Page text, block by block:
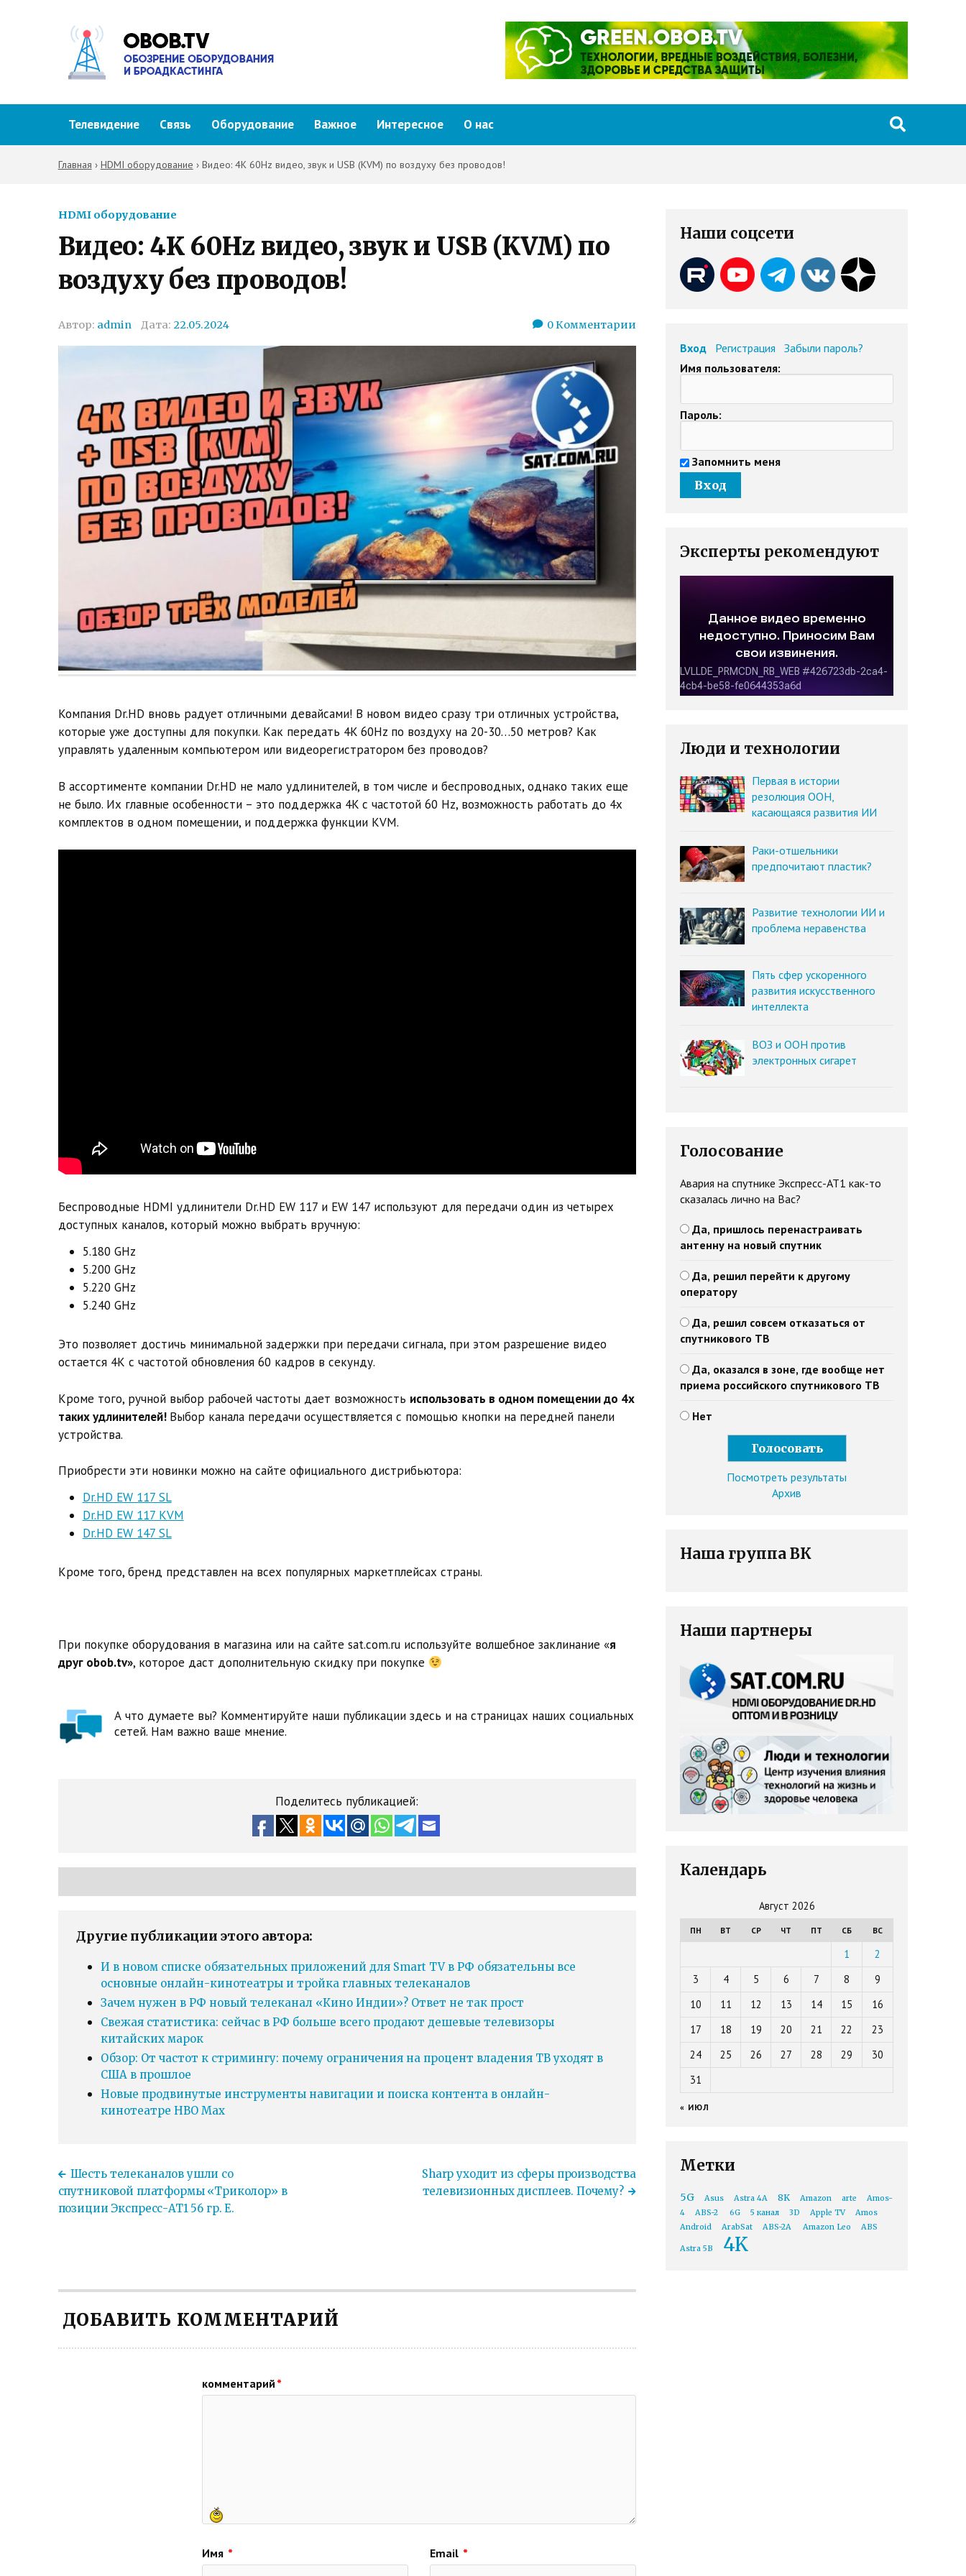
Телевидение Связь Оборудование Важное Интересное О нас
Главная › HDMI оборудование › Видео: 4K 60Hz видео, звук и USB (KVM) по воздуху без проводов!
HDMI оборудование
Видео: 4K 60Hz видео, звук и USB (KVM) по
воздуху без проводов!
Автор: admin Дата: 22.05.2024 0Комментарии
Компания Dr.HD вновь радует отличными девайсами! В новом видео сразу три отличных устройства,
которые уже доступны для покупки. Как передать 4K 60Hz по воздуху на 20-30…50 метров? Как
управлять удаленным компьютером или видеорегистратором без проводов?
В ассортименте компании Dr.HD не мало удлинителей, в том числе и беспроводных, однако таких еще
не было. Их главные особенности – это поддержка 4K с частотой 60 Hz, возможность работать до 4х
комплектов в одном помещении, и поддержка функции KVM.
Беспроводные HDMI удлинители Dr.HD EW 117 и EW 147 используют для передачи один из четырех
доступных каналов, который можно выбрать вручную:
5.180 GHz
5.200 GHz
5.220 GHz
5.240 GHz
Это позволяет достичь минимальной задержки при передачи сигнала, при этом разрешение видео
остается 4К с частотой обновления 60 кадров в секунду.
Кроме того, ручной выбор рабочей частоты дает возможность использовать в одном помещении до 4х
таких удлинителей! Выбор канала передачи осуществляется с помощью кнопки на передней панели
устройства.
Приобрести эти новинки можно на сайте официального дистрибьютора:
Dr.HD EW 117 SL
Dr.HD EW 117 KVM
Dr.HD EW 147 SL
Кроме того, бренд представлен на всех популярных маркетплейсах страны.
При покупке оборудования в магазина или на сайте sat.com.ru используйте волшебное заклинание «я
друг obob.tv», которое даст дополнительную скидку при покупке
А что думаете вы? Комментируйте наши публикации здесь и на страницах наших социальных
сетей. Нам важно ваше мнение.
Поделитесь публикацией:
Другие публикации этого автора:
И в новом списке обязательных приложений для Smart TV в РФ обязательны все
основные онлайн-кинотеатры и тройка главных телеканалов
Зачем нужен в РФ новый телеканал «Кино Индии»? Ответ не так прост
Свежая статистика: сейчас в РФ больше всего продают дешевые телевизоры
китайских марок
Обзор: От частот к стримингу: почему ограничения на процент владения ТВ уходят в
США в прошлое
Новые продвинутые инструменты навигации и поиска контента в онлайн-
кинотеатре HBO Max
Шесть телеканалов ушли со
спутниковой платформы «Триколор» в
позиции Экспресс-АТ1 56 гр. E.
Sharp уходит из сферы производства
телевизионных дисплеев. Почему?
ДОБАВИТЬ КОММЕНТАРИЙ
комментарий *
Имя * Email *
Наши соцсети
Вход Регистрация
Забыли пароль?
Имя пользователя:
Пароль:
Запомнить меня
Эксперты рекомендуют
Люди и технологии
Первая в истории
резолюция ООН,
касающаяся развития ИИ
Раки-отшельники
предпочитают пластик?
Развитие технологии ИИ и
проблема неравенства
Пять сфер ускоренного
развития искусственного
интеллекта
ВОЗ и ООН против
электронных сигарет
Голосование
Авария на спутнике Экспресс-АТ1 как-то
сказалась лично на Вас?
Да, пришлось перенастраивать
антенну на новый спутник
Да, решил перейти к другому
оператору
Да, решил совсем отказаться от
спутникового ТВ
Да, оказался в зоне, где вообще нет
приема российского спутникового ТВ
Нет
Посмотреть результаты
Архив
Наша группа ВК
Наши партнеры
Календарь
Август 2026
ПН ВТ СР ЧТ ПТ СБ ВС
1
2
3
4 5 6 7 8
9
10
11 12 13 14 15
16
17
18 19 20 21 22
23
24
25 26 27 28 29
30
31
« ИЮЛ
Метки
5G Asus Astra 4A 8K Amazon arte
Amos-
4
ABS-2 6G 5 канал 3D Apple TV
Amos
Android
ArabSat ABS-2A Amazon Leo ABS
Astra 5B 4K